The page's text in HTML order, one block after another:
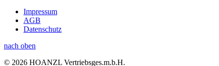
Impressum
AGB
Datenschutz
nach oben
© 2026 HOANZL Vertriebsges.m.b.H.